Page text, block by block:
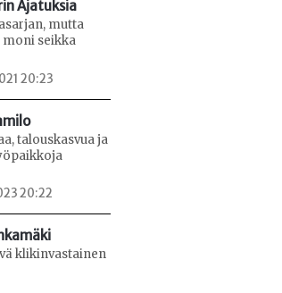
Ajatuksia
mutta
seikka
20:23
talouskasvua ja
20:22
klikinvastainen